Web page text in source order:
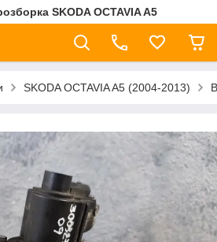
SKODA OCTAVIA A5
SKODA OCTAVIA A5 (2004-2013)